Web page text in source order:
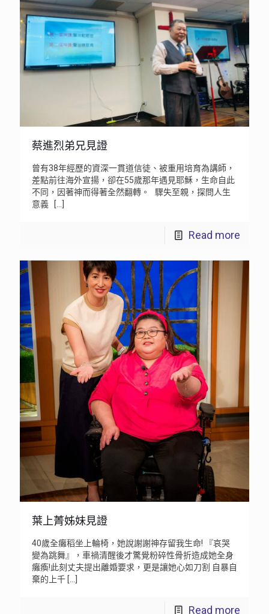
蔡進烈弟兄見證
曾有38年經歷的資深一貫道信徒、被重用培育為講師，
差點前往海外宣揚，卻在55歲那年遇見耶穌，生命自此
不同，因著神而得著全然翻轉。 驟失至親，探問人生
意義
[…]
Read more
葉上菁姊妹見證
40歲全癱稻坐上輪椅，她說謝謝神存留我生命! 『哀哭
變為跳舞』，車禍清醒後才驚覺粉碎性骨折造成她全身
癱瘓!此刻丈夫提出離婚要求，更是讓她心如刀割 自暴自
棄的上千 […]
Read more